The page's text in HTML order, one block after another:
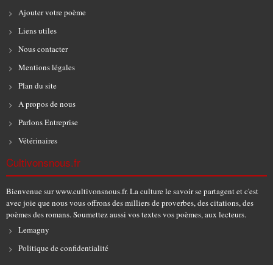
Ajouter votre poème
Liens utiles
Nous contacter
Mentions légales
Plan du site
A propos de nous
Parlons Entreprise
Vétérinaires
Cultivonsnous.fr
Bienvenue sur www.cultivonsnous.fr. La culture le savoir se partagent et c'est
avec joie que nous vous offrons des milliers de proverbes, des citations, des
poèmes des romans. Soumettez aussi vos textes vos poèmes, aux lecteurs.
Lemagny
Politique de confidentialité